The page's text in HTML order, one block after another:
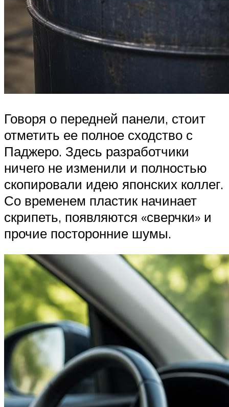
Говоря о передней панели, стоит
отметить ее полное сходство с
Паджеро. Здесь разработчики
ничего не изменили и полностью
скопировали идею японских коллег.
Со временем пластик начинает
скрипеть, появляются «сверчки» и
прочие посторонние шумы.